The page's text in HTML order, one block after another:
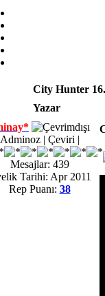
City Hunter
Yazar
Adminoz | Çeviri |
Mesajlar: 439
Tarihi: Apr 2011
Rep Puanı: 38